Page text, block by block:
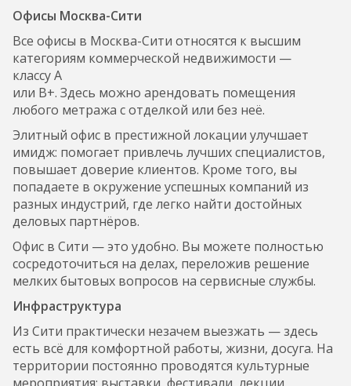
Офисы Москва-Сити
Все офисы в Москва-Сити относятся к высшим
категориям коммерческой недвижимости —
классу А
или В+. Здесь можно арендовать помещения
любого метража с отделкой или без неё.
Элитный офис в престижной локации улучшает
имидж: помогает привлечь лучших специалистов,
повышает доверие клиентов. Кроме того, вы
попадаете в окружение успешных компаний из
разных индустрий, где легко найти достойных
деловых партнёров.
Офис в Сити — это удобно. Вы можете полностью
сосредоточиться на делах, переложив решение
мелких бытовых вопросов на сервисные службы.
Инфраструктура
Из Сити практически незачем выезжать — здесь
есть всё для комфортной работы, жизни, досуга. На
территории постоянно проводятся культурные